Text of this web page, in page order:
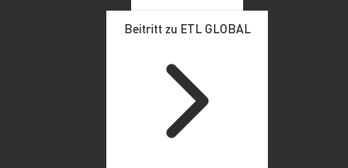
Beitritt zu ETL GLOBAL